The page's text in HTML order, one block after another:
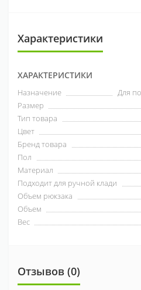
Характеристики
ХАРАКТЕРИСТИКИ
Назначение
Для
Размер
Тип товара
Цвет
Бренд товара
Пол
Материал
Подходит для ручной клади
Объем рюкзака
Объем
Вес
Отзывов (0)